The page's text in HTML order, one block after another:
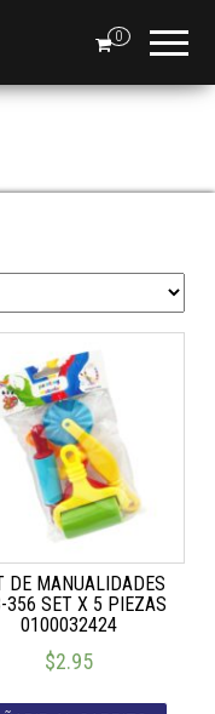
0
DE MANUALIDADES
356 SET X 5 PIEZAS
0100032424
$2.95